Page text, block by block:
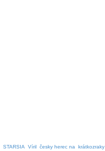
STARSIA Víril česky herec na krátkozraky